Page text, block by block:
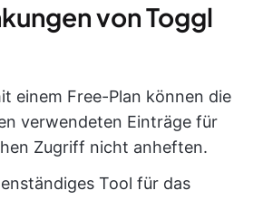
von Toggl
einem Free-Plan können die
verwendeten Einträge für
Zugriff nicht anheften.
Tool für das